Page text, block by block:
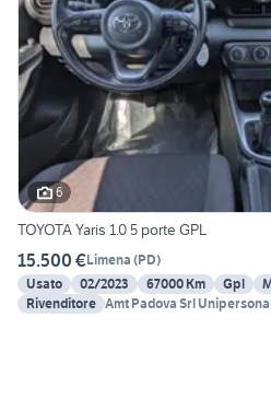
6
TOYOTA Yaris 1.0 5 porte GPL
15.500 €Limena (PD)
Usato
02/2023 67000 Km Gpl
Rivenditore Amt Padova Srl